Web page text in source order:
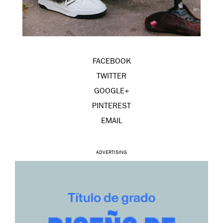
FACEBOOK
TWITTER
GOOGLE+
PINTEREST
EMAIL
ADVERTISING